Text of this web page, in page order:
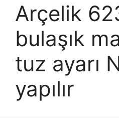
Arçelik
bulaşık
tuz ayarı
yapılır